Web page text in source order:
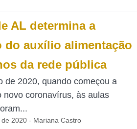
AL determina a
do auxílio alimentação
da rede pública
de 2020, quando começou a
novo coronavírus, às aulas
2020 - Mariana Castro